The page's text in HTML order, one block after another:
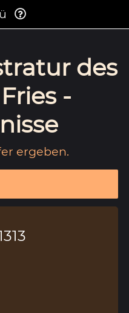
des
-
ergeben.